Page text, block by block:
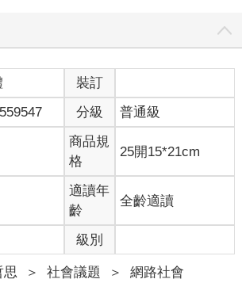
回事，因為無論你在社交或情感上提供任
只要分析使用者的話語，本身無需任何的
應時說出脈絡正確的內容——對於那些生活
人來說，聊天機器人變成現代社會的完美
不斷從人類輸入的內容裡學到東西，它已
和無法控制的東西。
）曾表示，GPT「比我找過的任何治療
約十位治療師）」。伍茲是職涯教練和人
之所以有效，是因為她可以要求
的樣子。如果她不喜歡ChatGPT的建議，她
ChatGPT嘗試別的方法，不會出現任何的
演治療師時，她會告訴ChatGPT：「你是
裝訂
分級 普通級
商品規
格
25開15*21cm
適讀年
齡
全齡適讀
級別
思 ＞ 社會議題 ＞ 網路社會